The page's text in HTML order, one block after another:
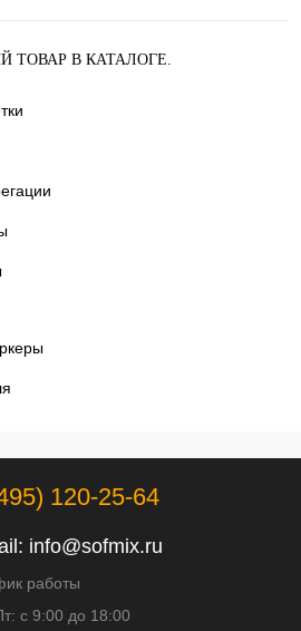
ТОВАР В КАТАЛОГЕ.
120-25-64
info@sofmix.ru
работы
с 9:00 до 18:00